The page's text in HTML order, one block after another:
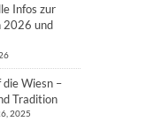
Infos zur
2026 und
Wiesn –
Tradition
2025